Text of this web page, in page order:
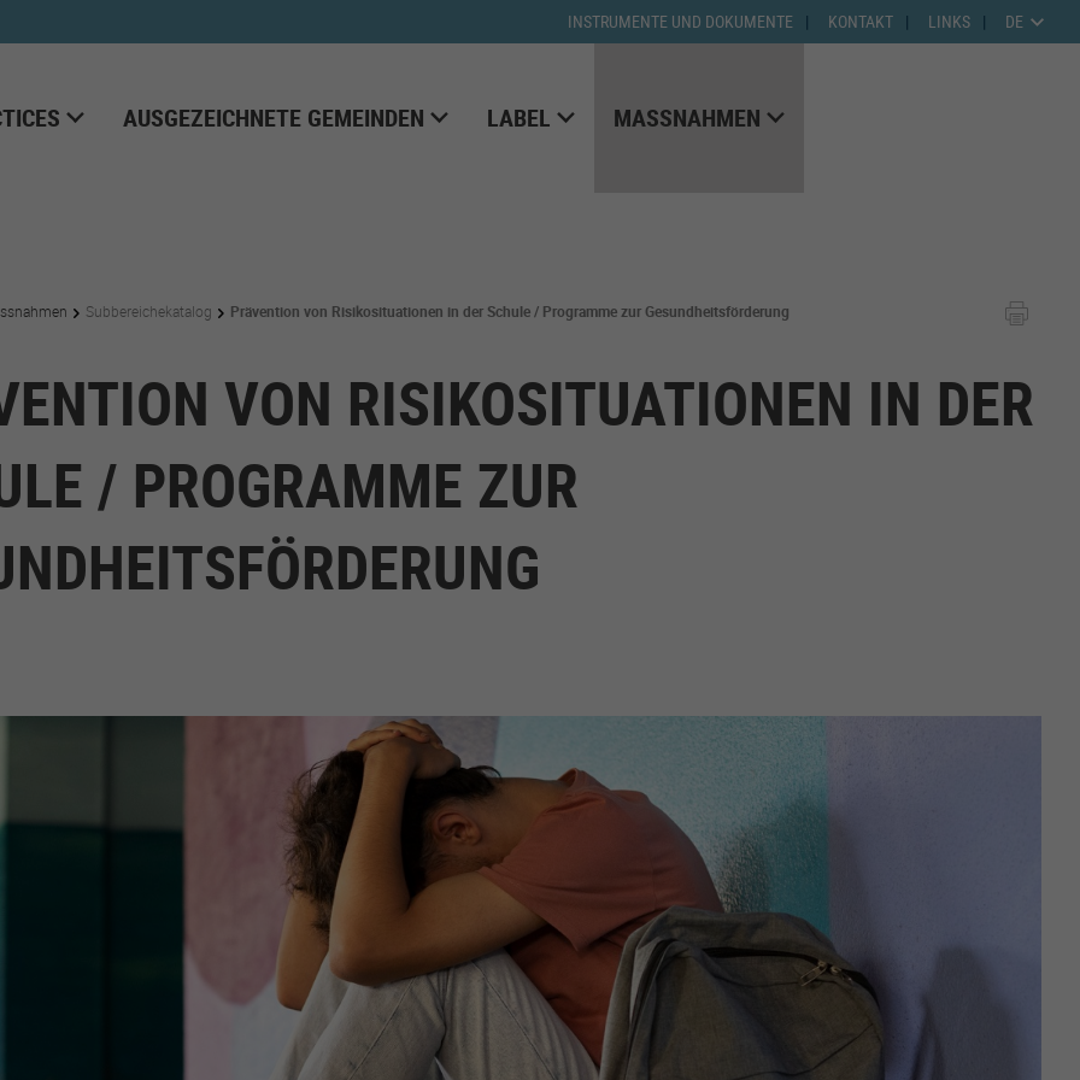
DE
INSTRUMENTE UND DOKUMENTE KONTAKT LINKS
AUSGEZEICHNETE GEMEINDEN LABEL MASSNAHMEN
Subbereichekatalog Prävention von Risikosituationen in der Schule / Programme zur Gesundheitsförderung
VON RISIKOSITUATIONEN IN DER
/ PROGRAMME ZUR